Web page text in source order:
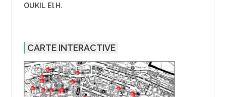
OUKIL El H.
CARTE INTERACTIVE